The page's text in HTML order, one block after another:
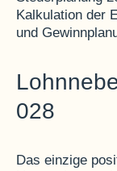
Kalkulation der
und
028
Das einzige